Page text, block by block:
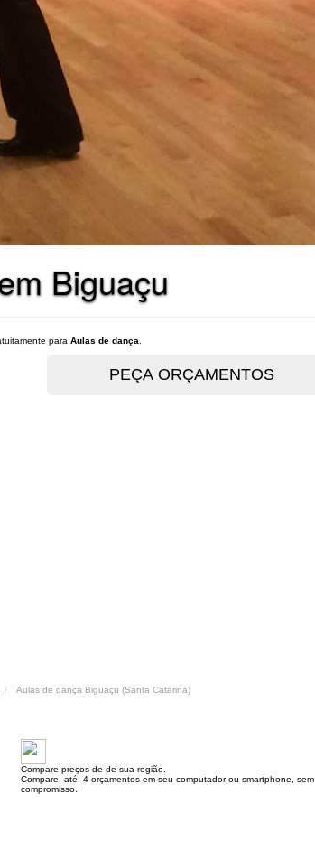
Biguaçu
para Aulas de dança
Aulas de dança Biguaçu (Santa Catarina)
Compare preços de de sua região.
Compare, até, 4 orçamentos em seu computador ou smartphone, sem
compromisso.